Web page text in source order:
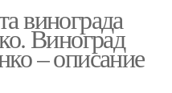
винограда
Виноград
– описание